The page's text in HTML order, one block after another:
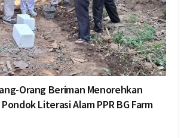
Orang Beriman Menorehkan
Literasi Alam PPR BG Farm